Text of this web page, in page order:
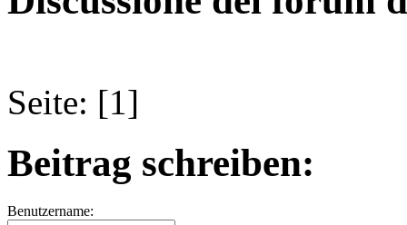
Seite: [1]
Beitrag schreiben:
Benutzername: